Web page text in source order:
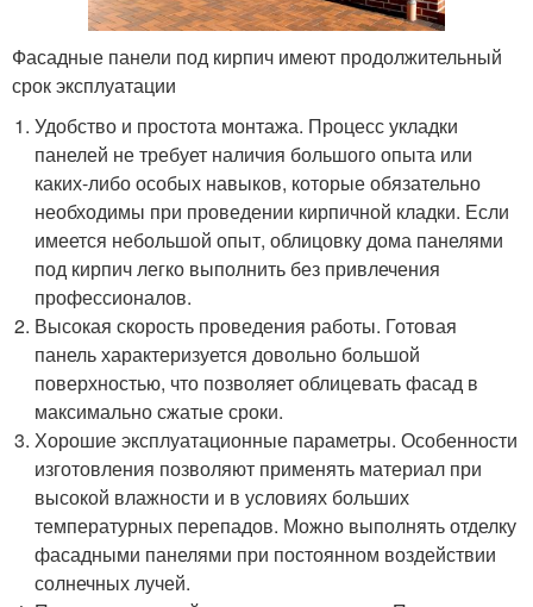
Фасадные панели под кирпич имеют продолжительный
срок эксплуатации
Удобство и простота монтажа. Процесс укладки
панелей не требует наличия большого опыта или
каких-либо особых навыков, которые обязательно
необходимы при проведении кирпичной кладки. Если
имеется небольшой опыт, облицовку дома панелями
под кирпич легко выполнить без привлечения
профессионалов.
Высокая скорость проведения работы. Готовая
панель характеризуется довольно большой
поверхностью, что позволяет облицевать фасад в
максимально сжатые сроки.
Хорошие эксплуатационные параметры. Особенности
изготовления позволяют применять материал при
высокой влажности и в условиях больших
температурных перепадов. Можно выполнять отделку
фасадными панелями при постоянном воздействии
солнечных лучей.